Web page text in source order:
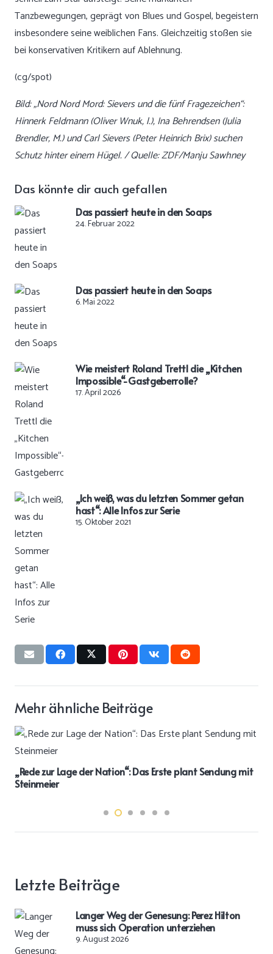
Tanzbewegungen, geprägt von Blues und Gospel, begeistern
insbesondere seine weiblichen Fans. Gleichzeitig stoßen sie
bei konservativen Kritikern auf Ablehnung.
(cg/spot)
Bild: „Nord Nord Mord: Sievers und die fünf Fragezeichen“:
Hinnerk Feldmann (Oliver Wnuk, l.), Ina Behrendsen (Julia
Brendler, M.) und Carl Sievers (Peter Heinrich Brix) suchen
Schutz hinter einem Hügel. / Quelle: ZDF/Manju Sawhney
Das könnte dir auch gefallen
Das passiert heute in den Soaps
24. Februar 2022
Das passiert heute in den Soaps
6. Mai 2022
Wie meistert Roland Trettl die „Kitchen
Impossible“-Gastgeberrolle?
17. April 2026
„Ich weiß, was du letzten Sommer getan
hast“: Alle Infos zur Serie
15. Oktober 2021
Mehr ähnliche Beiträge
„Rede zur Lage der Nation“: Das Erste plant Sendung mit
Steinmeier
Letzte Beiträge
Langer Weg der Genesung: Perez Hilton
muss sich Operation unterziehen
9. August 2026